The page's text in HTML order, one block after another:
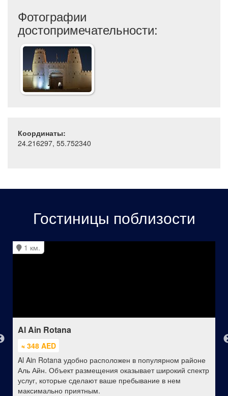
Фотографии
достопримечательности:
Координаты:
24.216297, 55.752340
Гостиницы поблизости
1 км.
Al Ain Rotana
≈ 348 AED
Al Ain Rotana удобно расположен в популярном районе
Аль Айн. Объект размещения оказывает широкий спектр
услуг, которые сделают ваше пребывание в нем
максимально приятным.